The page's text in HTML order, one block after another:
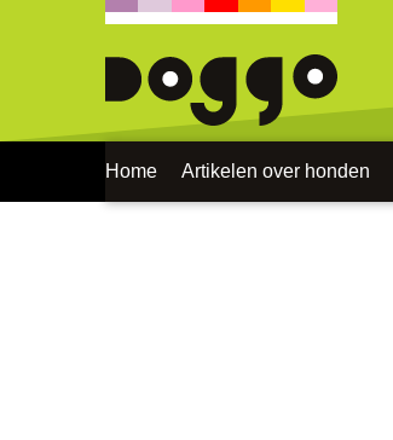
Home Artikelen over honden